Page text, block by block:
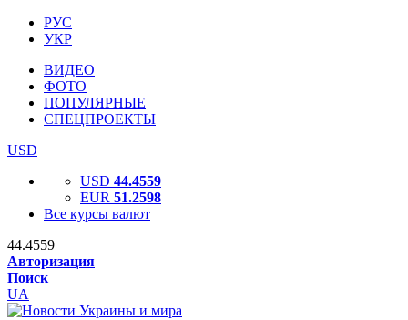
РУС
УКР
ВИДЕО
ФОТО
ПОПУЛЯРНЫЕ
СПЕЦПРОЕКТЫ
USD
USD 44.4559
EUR 51.2598
Все курсы валют
44.4559
Авторизация
Поиск
UA